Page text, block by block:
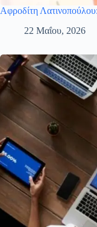
Αφροδίτη
22 Μαΐου, 2026